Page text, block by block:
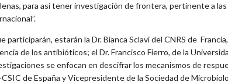
para así tener investigación de frontera, pertinente a las
estarán la Dr. Bianca Sclavi del CNRS de
de los antibióticos; el Dr. Francisco Fierro, de la
se enfocan en descifrar los mecanismos de
de España y Vicepresidente de la Sociedad de